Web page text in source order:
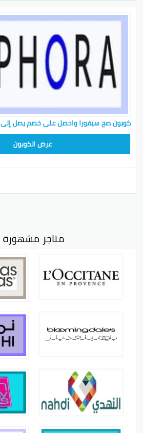
كوبون صح سيفورا واحصل على خصم يصل إلى 61٪ الميك اب
عرض الكوبون
متاجر مشهورة